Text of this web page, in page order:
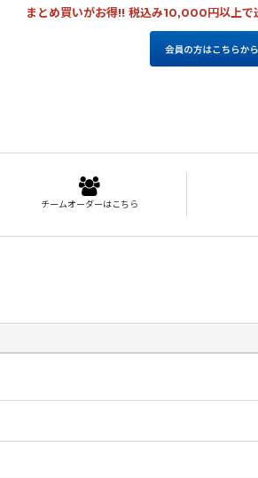
まとめ買いがお得!! 税込み10,000円以上で
チームオーダーはこちら